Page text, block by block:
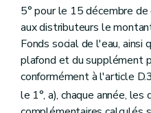
5° pour le 15 décembre de
aux distributeurs le
Fonds social de l'eau, ainsi
plafond et du supplément
conformément à l'article
le 1°, a), chaque année,